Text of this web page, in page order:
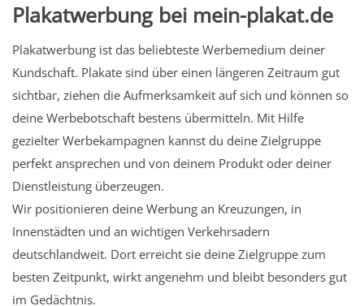
Plakatwerbung bei mein-plakat.de
Plakatwerbung ist das beliebteste Werbemedium deiner
Kundschaft. Plakate sind über einen längeren Zeitraum gut
sichtbar, ziehen die Aufmerksamkeit auf sich und können so
deine Werbebotschaft bestens übermitteln. Mit Hilfe
gezielter Werbekampagnen kannst du deine Zielgruppe
perfekt ansprechen und von deinem Produkt oder deiner
Dienstleistung überzeugen.
Wir positionieren deine Werbung an Kreuzungen, in
Innenstädten und an wichtigen Verkehrsadern
deutschlandweit. Dort erreicht sie deine Zielgruppe zum
besten Zeitpunkt, wirkt angenehm und bleibt besonders gut
im Gedächtnis.